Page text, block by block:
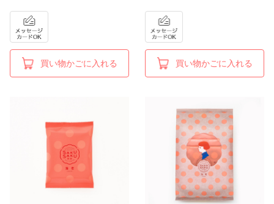
買い物かごに入れる 買い物かごに入れる